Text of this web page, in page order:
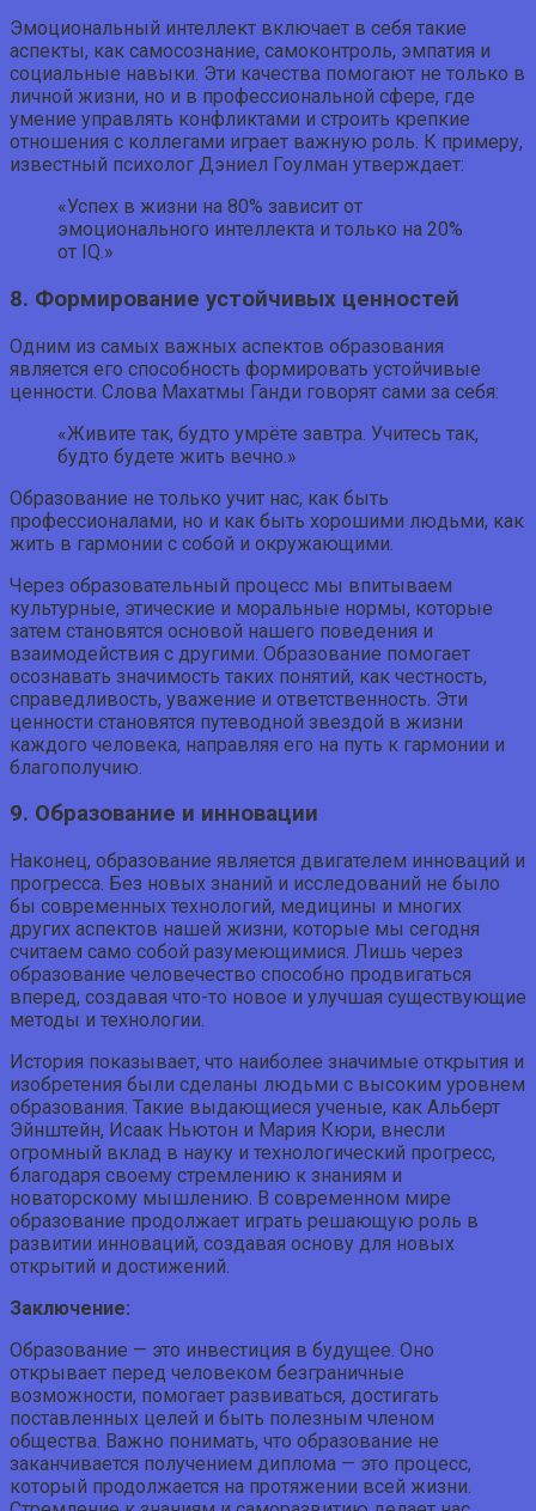
Эмоциональный интеллект включает в себя такие
аспекты, как самосознание, самоконтроль, эмпатия и
социальные навыки. Эти качества помогают не только в
личной жизни, но и в профессиональной сфере, где
умение управлять конфликтами и строить крепкие
отношения с коллегами играет важную роль. К примеру,
известный психолог Дэниел Гоулман утверждает:
«Успех в жизни на 80% зависит от
эмоционального интеллекта и только на 20%
от IQ.»
8. Формирование устойчивых ценностей
Одним из самых важных аспектов образования
является его способность формировать устойчивые
ценности. Слова Махатмы Ганди говорят сами за себя:
«Живите так, будто умрёте завтра. Учитесь так,
будто будете жить вечно.»
Образование не только учит нас, как быть
профессионалами, но и как быть хорошими людьми, как
жить в гармонии с собой и окружающими.
Через образовательный процесс мы впитываем
культурные, этические и моральные нормы, которые
затем становятся основой нашего поведения и
взаимодействия с другими. Образование помогает
осознавать значимость таких понятий, как честность,
справедливость, уважение и ответственность. Эти
ценности становятся путеводной звездой в жизни
каждого человека, направляя его на путь к гармонии и
благополучию.
9. Образование и инновации
Наконец, образование является двигателем инноваций и
прогресса. Без новых знаний и исследований не было
бы современных технологий, медицины и многих
других аспектов нашей жизни, которые мы сегодня
считаем само собой разумеющимися. Лишь через
образование человечество способно продвигаться
вперед, создавая что-то новое и улучшая существующие
методы и технологии.
История показывает, что наиболее значимые открытия и
изобретения были сделаны людьми с высоким уровнем
образования. Такие выдающиеся ученые, как Альберт
Эйнштейн, Исаак Ньютон и Мария Кюри, внесли
огромный вклад в науку и технологический прогресс,
благодаря своему стремлению к знаниям и
новаторскому мышлению. В современном мире
образование продолжает играть решающую роль в
развитии инноваций, создавая основу для новых
открытий и достижений.
Заключение:
Образование — это инвестиция в будущее. Оно
открывает перед человеком безграничные
возможности, помогает развиваться, достигать
поставленных целей и быть полезным членом
общества. Важно понимать, что образование не
заканчивается получением диплома — это процесс,
который продолжается на протяжении всей жизни.